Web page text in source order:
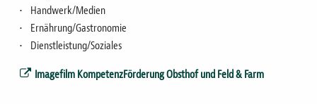
• Handwerk/Medien
• Ernährung/Gastronomie
• Dienstleistung/Soziales
Imagefilm KompetenzFörderung Obsthof und Feld & Farm